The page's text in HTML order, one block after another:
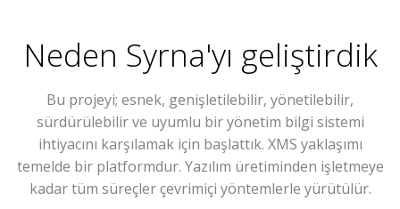
Neden Syrna'yı geliştirdik
Bu projeyi; esnek, genişletilebilir, yönetilebilir,
sürdürülebilir ve uyumlu bir yönetim bilgi sistemi
ihtiyacını karşılamak için başlattık. XMS yaklaşımı
temelde bir platformdur. Yazılım üretiminden işletmeye
kadar tüm süreçler çevrimiçi yöntemlerle yürütülür.